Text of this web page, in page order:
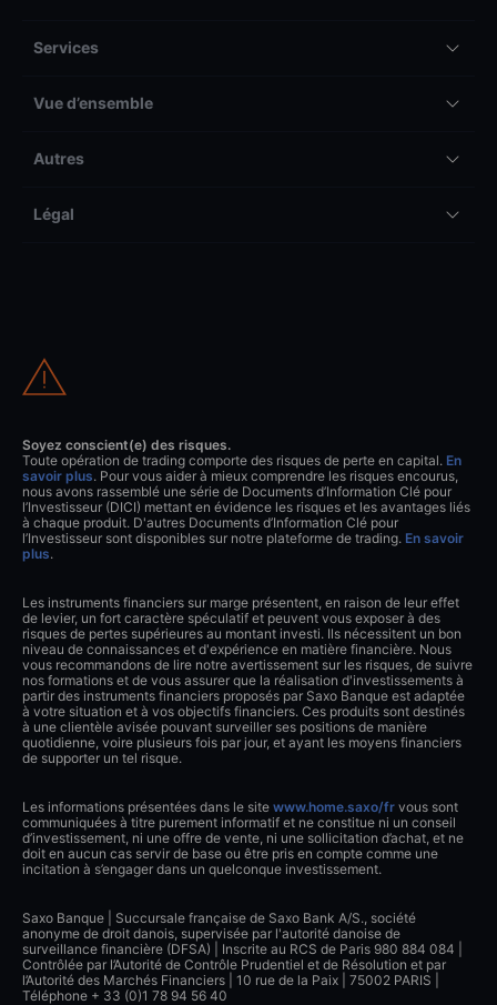
Services
Vue d’ensemble
Autres
Légal
Soyez conscient(e) des risques.
Toute opération de trading comporte des risques de perte en capital. En
savoir plus. Pour vous aider à mieux comprendre les risques encourus,
nous avons rassemblé une série de Documents d’Information Clé pour
l’Investisseur (DICI) mettant en évidence les risques et les avantages liés
à chaque produit. D'autres Documents d’Information Clé pour
l’Investisseur sont disponibles sur notre plateforme de trading. En savoir
plus.
Les instruments financiers sur marge présentent, en raison de leur effet
de levier, un fort caractère spéculatif et peuvent vous exposer à des
risques de pertes supérieures au montant investi. Ils nécessitent un bon
niveau de connaissances et d'expérience en matière financière. Nous
vous recommandons de lire notre avertissement sur les risques, de suivre
nos formations et de vous assurer que la réalisation d'investissements à
partir des instruments financiers proposés par Saxo Banque est adaptée
à votre situation et à vos objectifs financiers. Ces produits sont destinés
à une clientèle avisée pouvant surveiller ses positions de manière
quotidienne, voire plusieurs fois par jour, et ayant les moyens financiers
de supporter un tel risque.
Les informations présentées dans le site www.home.saxo/fr vous sont
communiquées à titre purement informatif et ne constitue ni un conseil
d’investissement, ni une offre de vente, ni une sollicitation d’achat, et ne
doit en aucun cas servir de base ou être pris en compte comme une
incitation à s’engager dans un quelconque investissement.
Saxo Banque | Succursale française de Saxo Bank A/S., société
anonyme de droit danois, supervisée par l'autorité danoise de
surveillance financière (DFSA) | Inscrite au RCS de Paris 980 884 084 |
Contrôlée par l’Autorité de Contrôle Prudentiel et de Résolution et par
l’Autorité des Marchés Financiers | 10 rue de la Paix | 75002 PARIS |
Téléphone + 33 (0)1 78 94 56 40